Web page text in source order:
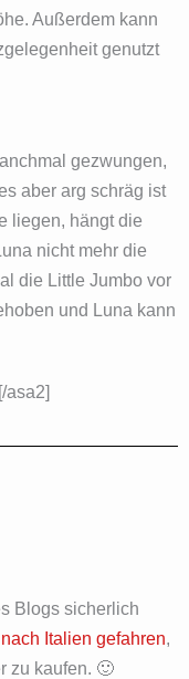
Außerdem kann
genutzt
gezwungen,
aber arg schräg ist
liegen, hängt die
nicht mehr die
die Little Jumbo vor
und Luna kann
asa2]
Blogs sicherlich
Italien gefahren,
zu kaufen. 🙂